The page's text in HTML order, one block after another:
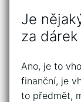
Je
za
Ano, je to
finanční, je
to předmět,